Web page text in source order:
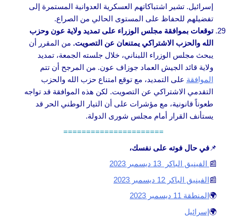
إسرائيل. تشير اشتباكاتهم العسكرية العدوانية المستمرة إلى
تفضيلهم للحفاظ على المستوى الحالي من الصراع.
توقعات بموافقة مجلس الوزراء على تمديد ولاية عون وحزب
الله والحزب الاشتراكي يمتنعان عن التصويت. من المقرر أن
يبحث مجلس الوزراء اللبناني، خلال جلسته الجمعة، تمديد
ولاية قائد الجيش العماد جوزاف عون. من المرجح أن تتم
الموافقة على التمديد، مع توقع امتناع حزب الله والحزب
التقدمي الاشتراكي عن التصويت. لكن هذه الموافقة قد تواجه
طعوناً قانونية، مع مؤشرات على أن التيار الوطني الحر قد
يستأنف القرار أمام مجلس شورى الدولة.
======================
📌في حال فوته على نفسك،
📰 الفينيق الباكر 13 ديسمبر 2023
📰الفينيق الباكر 12 ديسمبر 2023
🌍المنطقة 11 ديسمبر 2023
🌍إسرائيل